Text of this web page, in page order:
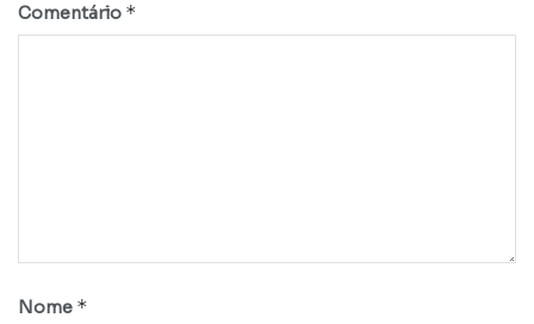
Comentário *
Nome *